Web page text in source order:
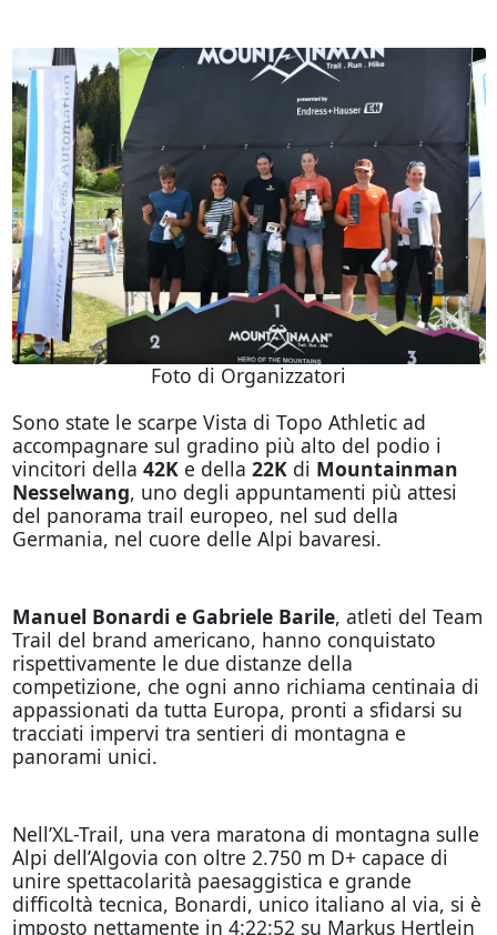
Foto di Organizzatori
Sono state le scarpe Vista di Topo Athletic ad
accompagnare sul gradino più alto del podio i
vincitori della 42K e della 22K di Mountainman
Nesselwang, uno degli appuntamenti più attesi
del panorama trail europeo, nel sud della
Germania, nel cuore delle Alpi bavaresi.
Manuel Bonardi e Gabriele Barile, atleti del Team
Trail del brand americano, hanno conquistato
rispettivamente le due distanze della
competizione, che ogni anno richiama centinaia di
appassionati da tutta Europa, pronti a sfidarsi su
tracciati impervi tra sentieri di montagna e
panorami unici.
Nell’XL-Trail, una vera maratona di montagna sulle
Alpi dell’Algovia con oltre 2.750 m D+ capace di
unire spettacolarità paesaggistica e grande
difficoltà tecnica, Bonardi, unico italiano al via, si è
imposto nettamente in 4:22:52 su Markus Hertlein